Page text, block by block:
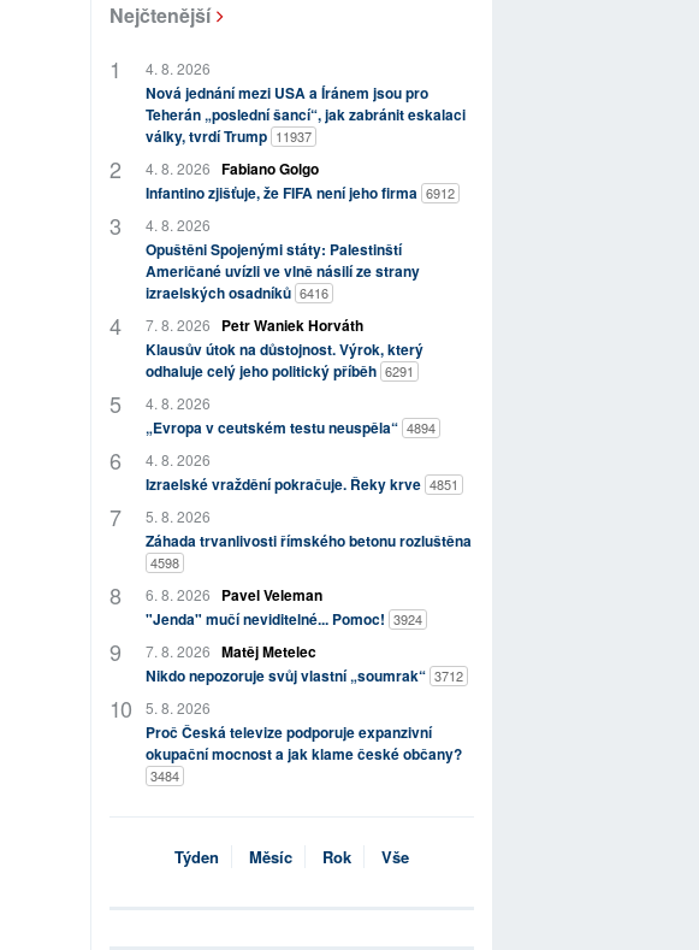
Nejčtenější
4. 8. 2026
Nová jednání mezi USA a Íránem jsou pro
Teherán „poslední šancí“, jak zabránit eskalaci
války, tvrdí Trump 11937
4. 8. 2026 Fabiano Golgo
Infantino zjišťuje, že FIFA není jeho firma 6912
4. 8. 2026
Opuštěni Spojenými státy: Palestinští
Američané uvízli ve vlně násilí ze strany
izraelských osadníků 6416
7. 8. 2026
Petr Waniek Horváth
Klausův útok na důstojnost. Výrok, který
odhaluje celý jeho politický příběh 6291
4. 8. 2026
„Evropa v ceutském testu neuspěla“ 4894
4. 8. 2026
Izraelské vraždění pokračuje. Řeky krve 4851
5. 8. 2026
Záhada trvanlivosti římského betonu rozluštěna
4598
6. 8. 2026
Pavel Veleman
"Jenda" mučí neviditelné... Pomoc! 3924
7. 8. 2026 Matěj Metelec
Nikdo nepozoruje svůj vlastní „soumrak“ 3712
5. 8. 2026
Proč Česká televize podporuje expanzivní
okupační mocnost a jak klame české občany?
3484
Týden Měsíc Rok Vše